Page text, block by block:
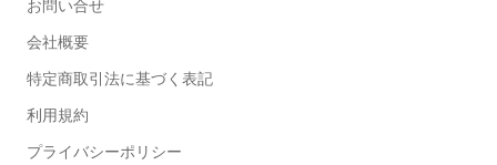
お問い合せ
会社概要
特定商取引法に基づく表記
利用規約
プライバシーポリシー